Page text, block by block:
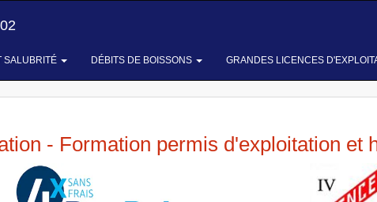
SALUBRITÉ DÉBITS DE BOISSONS GRANDES LICENCES
- Formation permis d'exploitation et